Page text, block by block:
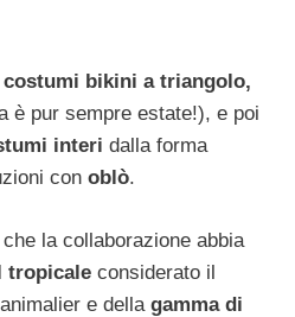
costumi bikini a triangolo,
è pur sempre estate!), e poi
interi dalla forma
con oblò.
la collaborazione abbia
tropicale considerato il
e della gamma di